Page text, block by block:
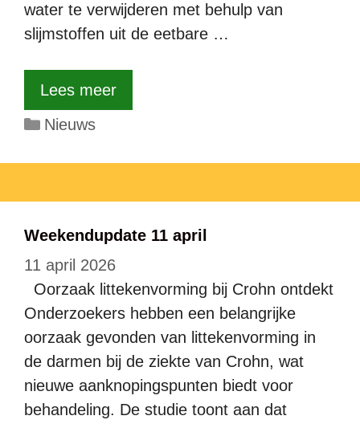
water te verwijderen met behulp van
slijmstoffen uit de eetbare …
Lees meer
Categorieën
Nieuws
Weekendupdate 11 april
11 april 2026
Oorzaak littekenvorming bij Crohn ontdekt
Onderzoekers hebben een belangrijke
oorzaak gevonden van littekenvorming in
de darmen bij de ziekte van Crohn, wat
nieuwe aanknopingspunten biedt voor
behandeling. De studie toont aan dat